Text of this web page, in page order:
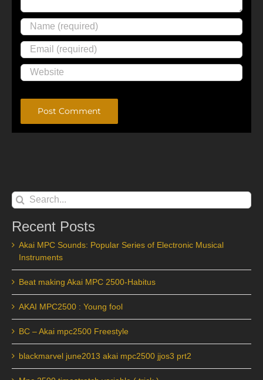
Search
for:
Recent Posts
Akai MPC Sounds: Popular Series of Electronic Musical
Instruments
Beat making Akai MPC 2500-Habitus
AKAI MPC2500 : Young fool
BC – Akai mpc2500 Freestyle
blackmarvel june2013 akai mpc2500 jjos3 prt2